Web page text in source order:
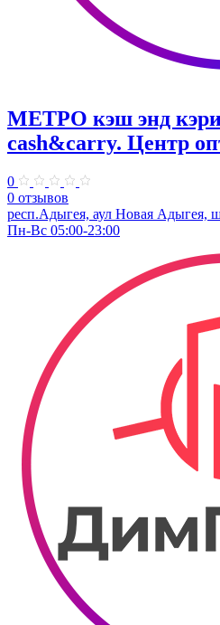
МЕТРО кэш энд
cash&carry. Центр
0
0 отзывов
респ.Адыгея, аул Новая Адыгея,
Пн-Вс 05:00-23:00